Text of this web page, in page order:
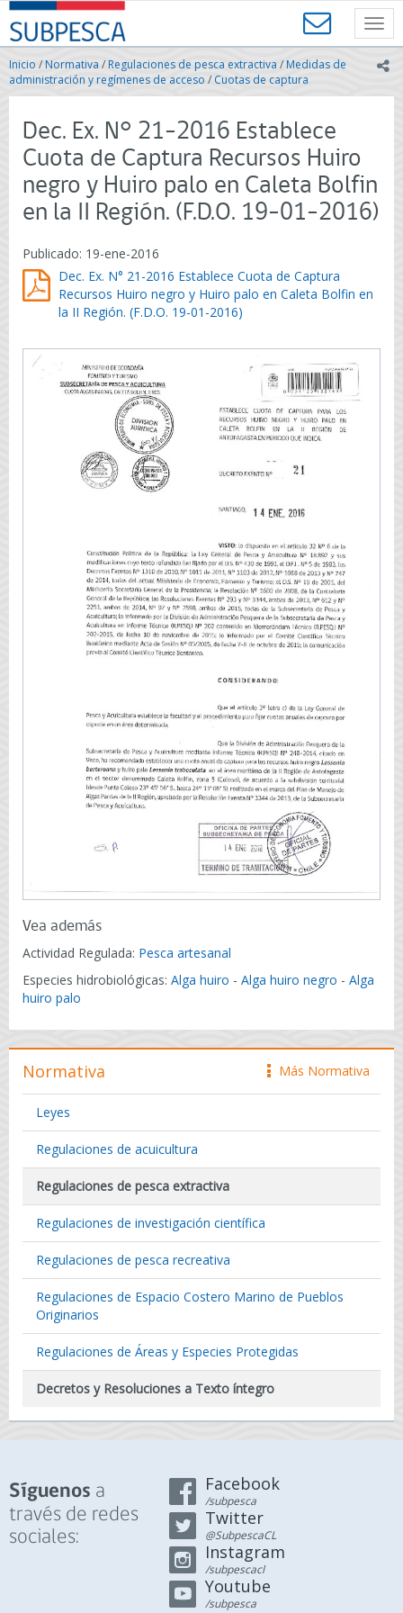
Contenido
principal
SUBPESCA
-
Subsecretaría
de
Pesca
Acuicultura
Gobierno
de
Chile
Inicio /Normativa / Regulaciones de pesca extractiva / Medidas de
administración y regímenes de acceso / Cuotas de captura
Dec. Ex. N° 21-2016 Establece
Cuota de Captura Recursos Huiro
negro y Huiro palo en Caleta Bolfin
en la II Región. (F.D.O. 19-01-2016)
Publicado: 19-ene-2016
Dec. Ex. N° 21-2016 Establece Cuota de Captura
Recursos Huiro negro y Huiro palo en Caleta Bolfin en
la II Región. (F.D.O. 19-01-2016)
Vea además
Actividad Regulada: Pesca artesanal
Especies hidrobiológicas: Alga huiro - Alga huiro negro - Alga
huiro palo
icono
Más Normativa
Normativa
Leyes
Regulaciones de acuicultura
Regulaciones de pesca extractiva
Regulaciones de investigación científica
Regulaciones de pesca recreativa
Regulaciones de Espacio Costero Marino de Pueblos
Originarios
Regulaciones de Áreas y Especies Protegidas
Decretos y Resoluciones a Texto íntegro
Síguenos a
través de redes
sociales:
Facebook
/subpesca
Twitter
@SubpescaCL
Instagram
/subpescacl
Youtube
/subpesca